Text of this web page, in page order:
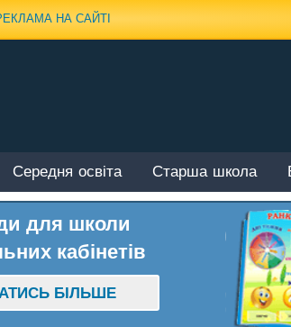
НА САЙТІ
Середня освіта Старша школа
для школи
кабінетів
БІЛЬШЕ